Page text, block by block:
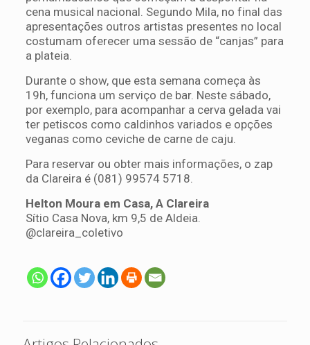
cena musical nacional. Segundo Mila, no final das
apresentações outros artistas presentes no local
costumam oferecer uma sessão de “canjas” para
a plateia.
Durante o show, que esta semana começa às
19h, funciona um serviço de bar. Neste sábado,
por exemplo, para acompanhar a cerva gelada vai
ter petiscos como caldinhos variados e opções
veganas como ceviche de carne de caju.
Para reservar ou obter mais informações, o zap
da Clareira é (081) 99574 5718.
Helton Moura em Casa, A Clareira
Sítio Casa Nova, km 9,5 de Aldeia.
@clareira_coletivo